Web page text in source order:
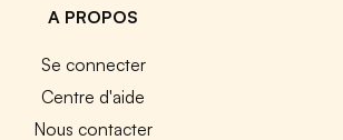
A PROPOS
Se connecter
Centre d'aide
Nous contacter